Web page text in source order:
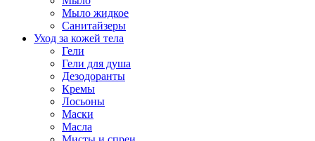
Мыло жидкое
Санитайзеры
Уход за кожей тела
Гели
Гели для душа
Дезодоранты
Кремы
Лосьоны
Маски
Масла